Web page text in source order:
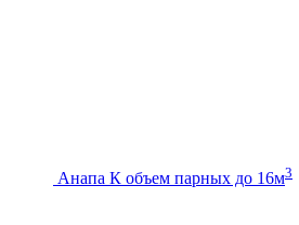
Анапа К объем парных до 16м3